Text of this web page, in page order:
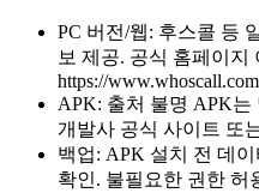
PC 버전/웹: 후스콜 등
보 제공. 공식 홈페이지
https://
APK: 출처 불명 APK는
개발사 공식 사이트 또
백업: APK 설치 전 데
확인. 불필요한 권한 허